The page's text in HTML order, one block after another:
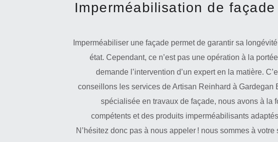
Imperméabilisation de
Imperméabiliser une façade permet de garantir sa
état. Cependant, ce n’est pas une opération à la
demande l’intervention d’un expert en la matière.
conseillons les services de Artisan Reinhard à Gardegan
spécialisée en travaux de façade, nous avons à la
compétents et des produits imperméabilisants
N’hésitez donc pas à nous appeler ! nous sommes à votre